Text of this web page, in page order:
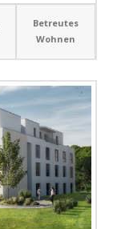
Betreutes
Wohnen